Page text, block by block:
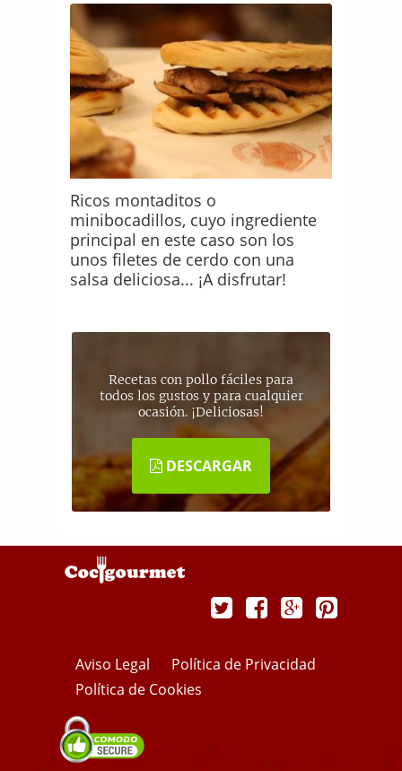
Ricos montaditos o
minibocadillos, cuyo ingrediente
principal en este caso son los
unos filetes de cerdo con una
salsa deliciosa... ¡A disfrutar!
Recetas con pollo fáciles para
todos los gustos y para cualquier
ocasión. ¡Deliciosas!
DESCARGAR
Aviso Legal
Política de Privacidad
Política de Cookies